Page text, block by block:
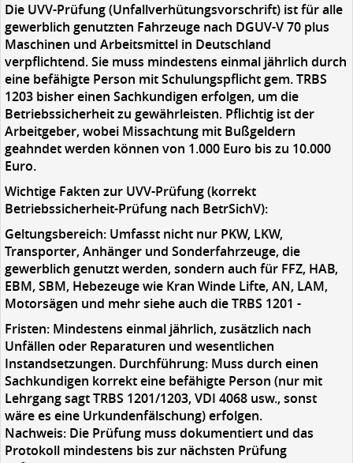
Die UVV-Prüfung (Unfallverhütungsvorschrift) ist für alle
gewerblich genutzten Fahrzeuge nach DGUV-V 70 plus
Maschinen und Arbeitsmittel in Deutschland
verpflichtend. Sie muss mindestens einmal jährlich durch
eine befähigte Person mit Schulungspflicht gem. TRBS
1203 bisher einen Sachkundigen erfolgen, um die
Betriebssicherheit zu gewährleisten. Pflichtig ist der
Arbeitgeber, wobei Missachtung mit Bußgeldern
geahndet werden können von 1.000 Euro bis zu 10.000
Euro.
Wichtige Fakten zur UVV-Prüfung (korrekt
Betriebssicherheit-Prüfung nach BetrSichV):
Geltungsbereich: Umfasst nicht nur PKW, LKW,
Transporter, Anhänger und Sonderfahrzeuge, die
gewerblich genutzt werden, sondern auch für FFZ, HAB,
EBM, SBM, Hebezeuge wie Kran Winde Lifte, AN, LAM,
Motorsägen und mehr siehe auch die TRBS 1201 -
Fristen: Mindestens einmal jährlich, zusätzlich nach
Unfällen oder Reparaturen und wesentlichen
Instandsetzungen. Durchführung: Muss durch einen
Sachkundigen korrekt eine befähigte Person (nur mit
Lehrgang sagt TRBS 1201/1203, VDI 4068 usw., sonst
wäre es eine Urkundenfälschung) erfolgen.
Nachweis: Die Prüfung muss dokumentiert und das
Protokoll mindestens bis zur nächsten Prüfung